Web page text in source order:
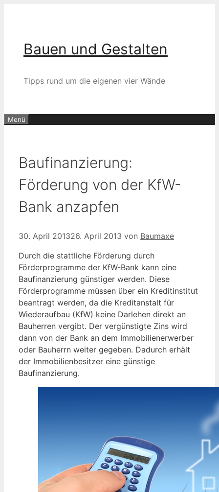
Bauen und Gestalten
Tipps rund um die eigenen vier Wände
Menü
Baufinanzierung:
Förderung von der KfW-
Bank anzapfen
30. April 201326. April 2013 von Baumaxe
Durch die stattliche Förderung durch
Förderprogramme der KfW-Bank kann eine
Baufinanzierung günstiger werden. Diese
Förderprogramme müssen über ein Kreditinstitut
beantragt werden, da die Kreditanstalt für
Wiederaufbau (KfW) keine Darlehen direkt an
Bauherren vergibt. Der vergünstigte Zins wird
dann von der Bank an dem Immobilienerwerber
oder Bauherrn weiter gegeben. Dadurch erhält
der Immobilienbesitzer eine günstige
Baufinanzierung.